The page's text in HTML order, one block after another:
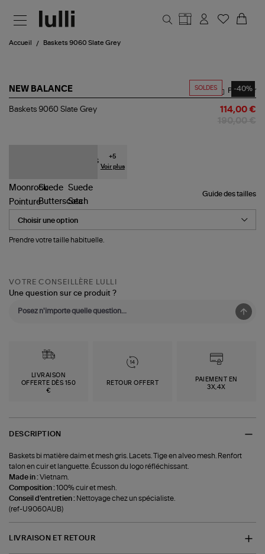
Accueil Baskets 9060 Slate Grey
SOLDES -40%
NEW BALANCE
Baskets
Partager
Baskets 9060 Slate Grey 114,00 €
+5
Voir plus
Guide des tailles
Pointure
Prendre votre taille habituelle.
VOTRE CONSEILLÈRE LULLI
Une question sur ce produit ?
LIVRAISON
OFFERTE DÈS 150
€
RETOUR OFFERT
PAIEMENT EN
3X,4X
DESCRIPTION
Baskets bi matière daim et mesh gris. Lacets. Tige en alveo mesh. Renfort
talon en cuir et languette. Écusson du logo réfléchissant.
Made in :Vietnam.
Composition :100% cuir et mesh.
Conseil d'entretien : Nettoyage chez un spécialiste.
(ref-U9060AUB)
LIVRAISON ET RETOUR